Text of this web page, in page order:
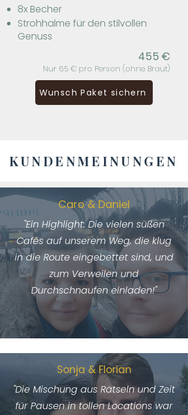
8x Becher
Strohhalme für den stilvollen
Genuss
455 €
Nur 65 € pro Person (ohne Braut)
Wunsch Paket sichern
KUNDENMEINUNGEN
Caro & Daniel
"Ein Highlight: Die vielen süßen
Cafés auf unserem Weg, die klug
in die Route eingebettet sind, und
zum Verweilen und
Durchschnaufen einladen!"
Sonja & Florian
"Die Mischung aus Rätseln und Zeit
für Pausen in tollen Locations war